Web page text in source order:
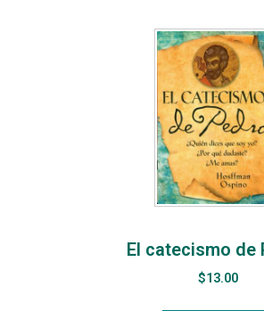
El catecismo de
$13.00